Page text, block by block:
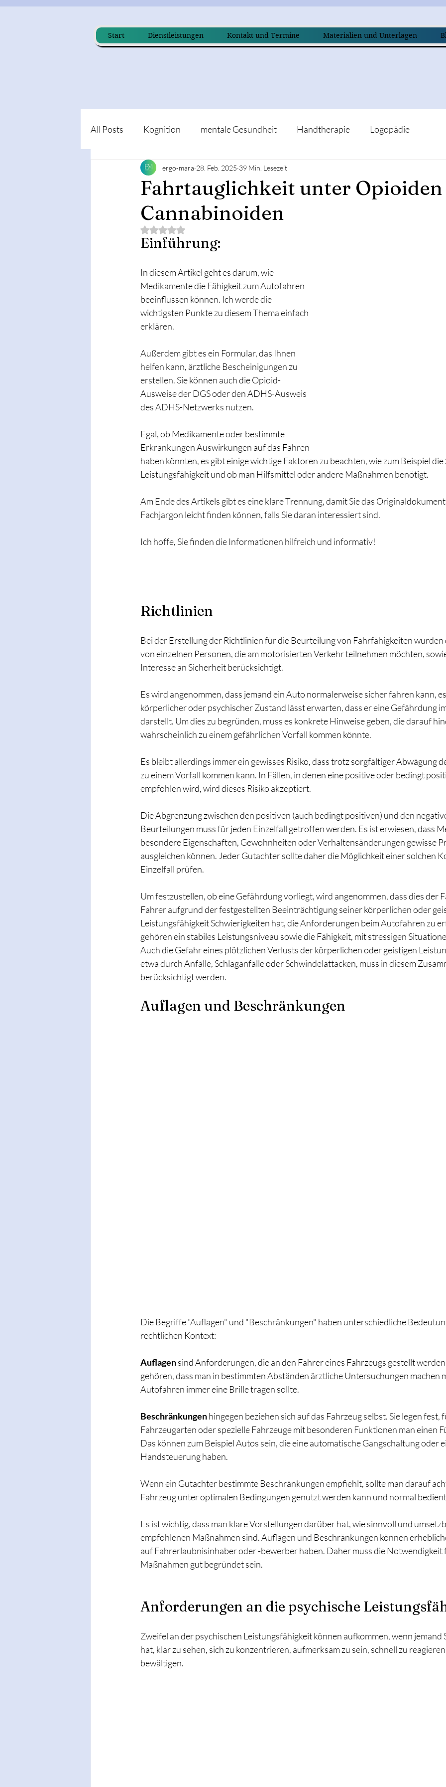
Start Dienstleistungen Kontakt und Termine Materialien und Unterlagen
All Posts Kognition mentale Gesundheit Handtherapie Logopädie
Fahrtauglichkeit unter
Cannabinoiden
ergo-mara 28. Feb. 2025 39 Min. Lesezeit
Mit NaN von 5 Sternen bewertet.
Einführung:
In diesem Artikel geht es darum, wie
Medikamente die Fähigkeit zum Autofahren
beeinflussen können. Ich werde die
wichtigsten Punkte zu diesem Thema einfach
erklären.
Außerdem gibt es ein Formular, das Ihnen
helfen kann, ärztliche Bescheinigungen zu
erstellen. Sie können auch die Opioid-
Ausweise der DGS oder den ADHS-Ausweis
des ADHS-Netzwerks nutzen.
Egal, ob Medikamente oder bestimmte
Erkrankungen Auswirkungen auf das Fahren
haben könnten, es gibt einige wichtige Faktoren zu beachten, wie zum Beispiel
Leistungsfähigkeit und ob man Hilfsmittel oder andere Maßnahmen benötigt.
Am Ende des Artikels gibt es eine klare Trennung, damit Sie das
Fachjargon leicht finden können, falls Sie daran interessiert sind.
Ich hoffe, Sie finden die Informationen hilfreich und informativ!
Richtlinien
Bei der Erstellung der Richtlinien für die Beurteilung von Fahrfähigkeiten
von einzelnen Personen, die am motorisierten Verkehr teilnehmen möchten,
Interesse an Sicherheit berücksichtigt.
Es wird angenommen, dass jemand ein Auto normalerweise sicher fahren kann,
körperlicher oder psychischer Zustand lässt erwarten, dass er eine Gefährdung
darstellt. Um dies zu begründen, muss es konkrete Hinweise geben, die darauf
wahrscheinlich zu einem gefährlichen Vorfall kommen könnte.
Es bleibt allerdings immer ein gewisses Risiko, dass trotz sorgfältiger Abwägung
zu einem Vorfall kommen kann. In Fällen, in denen eine positive oder bedingt
empfohlen wird, wird dieses Risiko akzeptiert.
Die Abgrenzung zwischen den positiven (auch bedingt positiven) und den
Beurteilungen muss für jeden Einzelfall getroffen werden. Es ist erwiesen, dass
besondere Eigenschaften, Gewohnheiten oder Verhaltensänderungen gewisse
ausgleichen können. Jeder Gutachter sollte daher die Möglichkeit einer solchen
Einzelfall prüfen.
Um festzustellen, ob eine Gefährdung vorliegt, wird angenommen, dass dies der
Fahrer aufgrund der festgestellten Beeinträchtigung seiner körperlichen oder
Leistungsfähigkeit Schwierigkeiten hat, die Anforderungen beim Autofahren zu
gehören ein stabiles Leistungsniveau sowie die Fähigkeit, mit stressigen
Auch die Gefahr eines plötzlichen Verlusts der körperlichen oder geistigen
etwa durch Anfälle, Schlaganfälle oder Schwindelattacken, muss in diesem
berücksichtigt werden.
Auflagen und Beschränkungen
Die Begriffe "Auflagen" und "Beschränkungen" haben unterschiedliche
rechtlichen Kontext:
Auflagen sind Anforderungen, die an den Fahrer eines Fahrzeugs gestellt
gehören, dass man in bestimmten Abständen ärztliche Untersuchungen machen
Autofahren immer eine Brille tragen sollte.
Beschränkungen hingegen beziehen sich auf das Fahrzeug selbst. Sie legen fest,
Fahrzeugarten oder spezielle Fahrzeuge mit besonderen Funktionen man einen
Das können zum Beispiel Autos sein, die eine automatische Gangschaltung oder
Handsteuerung haben.
Wenn ein Gutachter bestimmte Beschränkungen empfiehlt, sollte man darauf
Fahrzeug unter optimalen Bedingungen genutzt werden kann und normal
Es ist wichtig, dass man klare Vorstellungen darüber hat, wie sinnvoll und
empfohlenen Maßnahmen sind. Auflagen und Beschränkungen können
auf Fahrerlaubnisinhaber oder -bewerber haben. Daher muss die Notwendigkeit
Maßnahmen gut begründet sein.
Anforderungen an die psychische
Zweifel an der psychischen Leistungsfähigkeit können aufkommen, wenn jemand
hat, klar zu sehen, sich zu konzentrieren, aufmerksam zu sein, schnell zu
bewältigen.